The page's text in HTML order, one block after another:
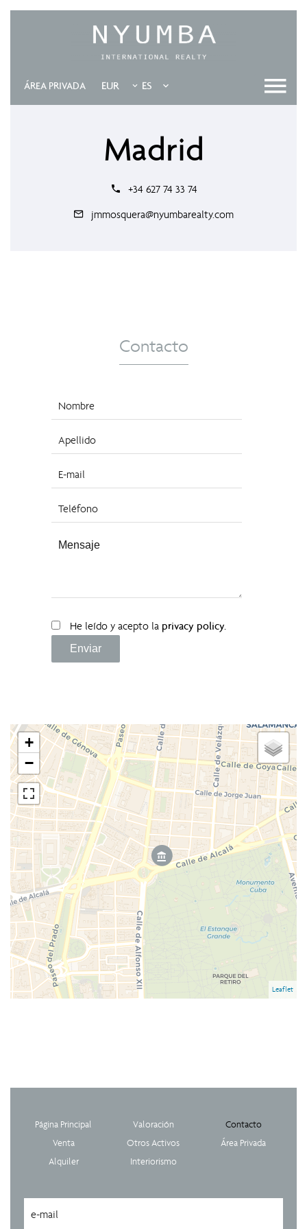
ÁREA PRIVADA EUR ES
Madrid
+34 627 74 33 74
jmmosquera@nyumbarealty.com
Contacto
He leído y acepto la privacy policy.
Enviar
+
−
Leaflet
Página Principal
Venta
Alquiler
Valoración
Otros Activos
Interiorismo
Contacto
Área Privada